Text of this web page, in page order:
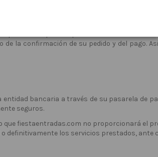
el transportista se pondrá directamente
por haberse consignado una dirección
ausencia o no atención al transportista,
piezas compradas por causas atribuibles
la confirmación de su pedido y del pago.
bancaria a través de su pasarela de
seguros.
fiestaentradas.com no proporcionará el
definitivamente los servicios prestados, ante